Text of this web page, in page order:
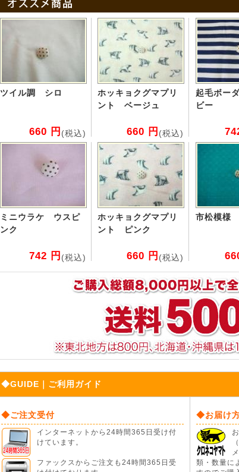
ツイル調 シロ
660 円 (税込)
ホッキョクグマプリ
ント ベージュ
660 円 (税込)
起毛ボー
ビー
ミニウラケ ウスピ
ンク
742 円 (税込)
ホッキョクグマプリ
ント ピンク
660 円 (税込)
市松模様
◆GUIDE｜ご利用ガイド
◆ご注文受付
インターネットから24時間365日受け付
けています。
ファックスからご注文も24時間365日受
◆お届け
類・数量に